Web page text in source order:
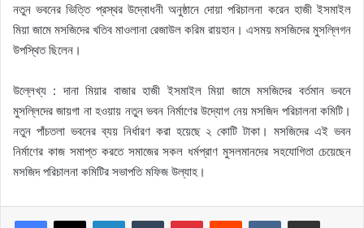
নতুন ভবনের ভিত্তি প্রস্থর উদ্বোধনী অনুষ্ঠানে দোয়া পরিচালনা করেন হাজী ইসমাইল
মিয়া জামে মসজিদের খতিব মাওলানা রেজাউল করিম রায়হান। এসময় মসজিদের মুসল্লিগন
উপস্থিত ছিলেন।
উল্লেখ্য : দানা মিয়ার বাজার হাজী ইসমাইল মিয়া জামে মসজিদের বর্তমান ভবনে
মুসল্লিদের জায়গা না হওয়ায় নতুন ভবন নির্মাণের উদ্যোগ নেয় মসজিদ পরিচালনা কমিটি।
নতুন পাঁচতলা ভবনের ব্যয় নির্ধারণ করা হয়েছে ২ কোটি টাকা। মসজিদের এই ভবন
নির্মাণের কাজ সমাপ্ত করতে সমাজের সকল ধর্মপ্রাণ মুসলমানদের সহযোগিতা চেয়েছেন
মসজিদ পরিচালনা কমিটির সভাপতি মফিজ উল্যাহ।
LinkedInTumblr PinterestReddit VKontakteShare via Email